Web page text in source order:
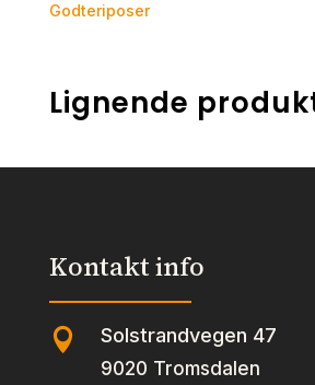
Godteriposer
Lignende
Kontakt info
 Solstrandvegen 47
9020 Tromsdalen